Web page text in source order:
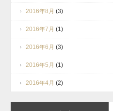
2016年8月 (3)
2016年7月 (1)
2016年6月 (3)
2016年5月 (1)
2016年4月 (2)